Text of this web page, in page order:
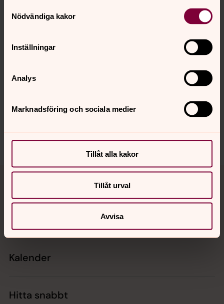
Nödvändiga kakor
Inställningar
Analys
Marknadsföring och sociala medier
Tillåt alla kakor
Tillåt urval
Avvisa
E-post:erik.alpner@svenskakyrkan.se
Senast ändrad 18 oktober 2024
innehåll?
Dela
Tillbaka till toppen
Tillbaka till innehållet
Kalender
Hitta snabbt